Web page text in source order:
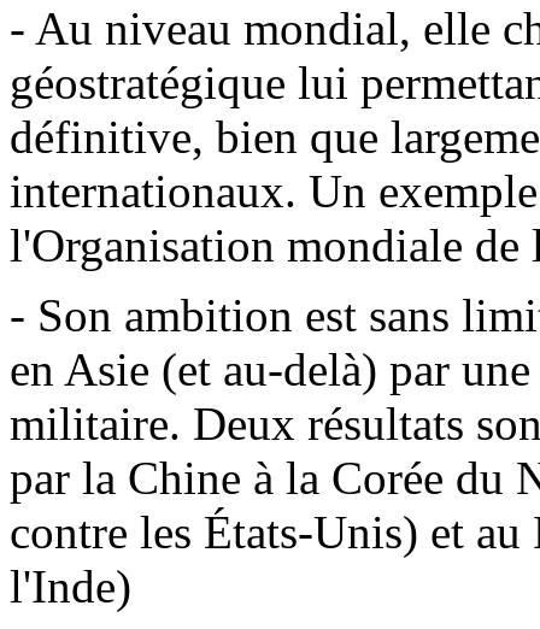
- Au niveau mondial, elle
géostratégique lui
définitive, bien que
internationaux. Un
l'Organisation mondiale de
- Son ambition est sans
en Asie (et au-delà) par
militaire. Deux résultats
par la Chine à la Corée du
contre les États-Unis) et
l'Inde)